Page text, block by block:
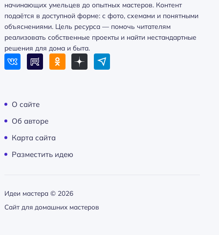
начинающих умельцев до опытных мастеров. Контент
подаётся в доступной форме: с фото, схемами и понятными
объяснениями. Цель ресурса — помочь читателям
реализовать собственные проекты и найти нестандартные
решения для дома и быта.
О сайте
Об авторе
Карта сайта
Разместить идею
Идеи мастера © 2026
Сайт для домашних мастеров